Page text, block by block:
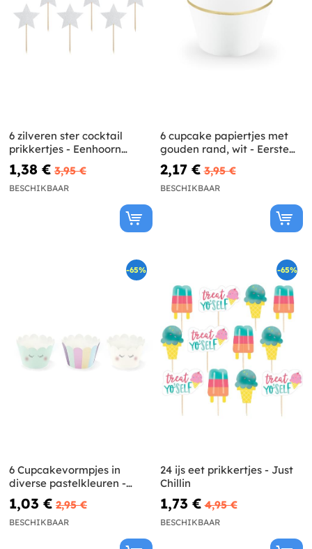
6 zilveren ster cocktail
prikkertjes - Eenhoorn
Collectie
1,38 € 3,95 €
BESCHIKBAAR
6 cupcake papiertjes met
gouden rand, wit - Eerste
Communie
2,17 € 3,95 €
BESCHIKBAAR
-65%
6 Cupcakevormpjes in
diverse pastelkleuren -
Eenhoorncollectie
1,03 € 2,95 €
BESCHIKBAAR
-65%
24 ijs eet prikkertjes - Just
Chillin
1,73 € 4,95 €
BESCHIKBAAR